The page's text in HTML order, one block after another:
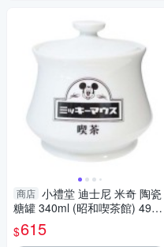
商店 小禮堂 迪士尼 米奇 陶瓷
糖罐 340ml (昭和喫茶館) 4942
423-267232
$615